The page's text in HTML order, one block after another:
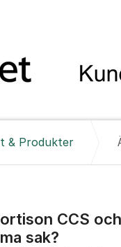
& Produkter
CCS
sak?